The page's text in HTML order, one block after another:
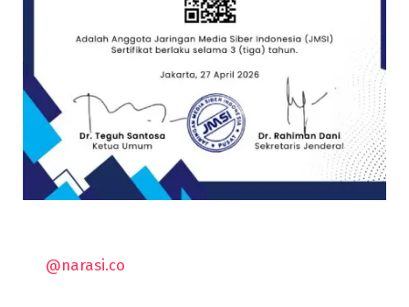
@narasi.co